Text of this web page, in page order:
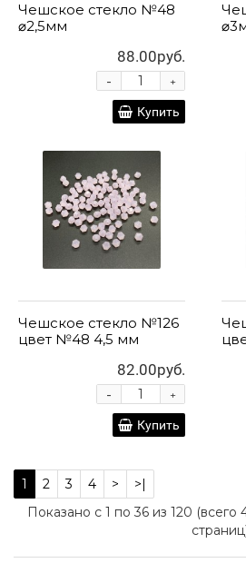
Чешское стекло №48
⌀2,5мм
88.00руб.
+
-
Купить
Чешское стекло №126
цвет №48 4,5 мм
82.00руб.
+
-
Купить
1 2 3 4 >
>|
Показано с 1 по 36 из 120 (всего